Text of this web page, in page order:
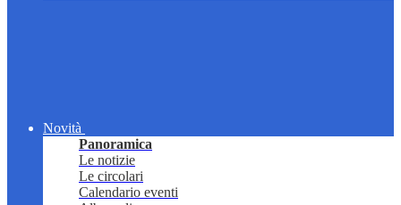
Novità
Panoramica
Le notizie
Le circolari
Calendario eventi